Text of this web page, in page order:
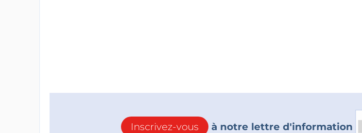
Inscrivez-vous à notre lettre d'information